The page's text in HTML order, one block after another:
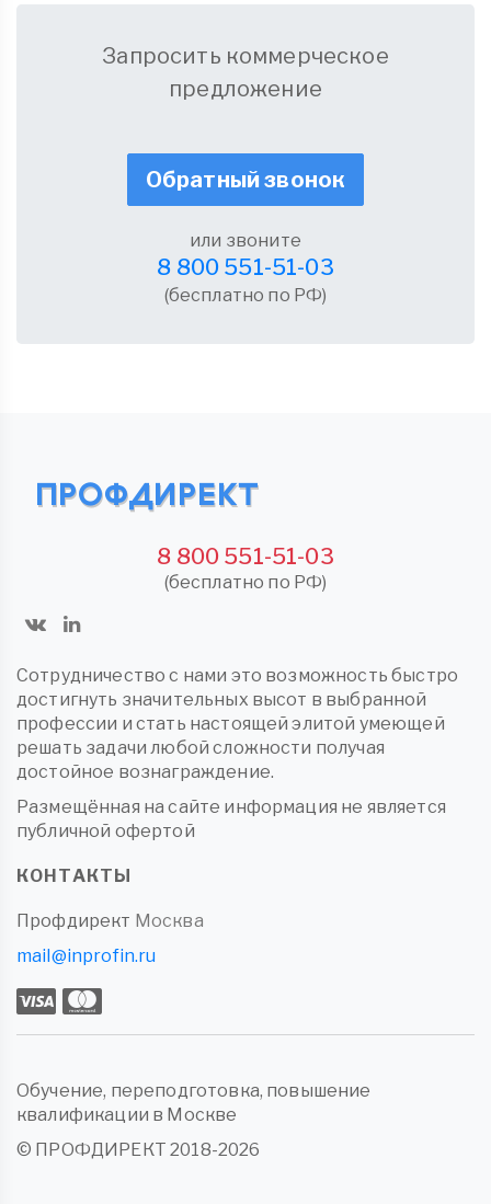
Запросить коммерческое
предложение
Обратный звонок
или звоните
8 800 551-51-03
(бесплатно по РФ)
8 800 551-51-03
(бесплатно по РФ)
Сотрудничество с нами это возможность быстро
достигнуть значительных высот в выбранной
профессии и стать настоящей элитой умеющей
решать задачи любой сложности получая
достойное вознаграждение.
Размещённая на сайте информация не является
публичной офертой
КОНТАКТЫ
Профдирект Москва
mail@inprofin.ru
Обучение, переподготовка, повышение
квалификации в Москве
© ПРОФДИРЕКТ 2018-2026